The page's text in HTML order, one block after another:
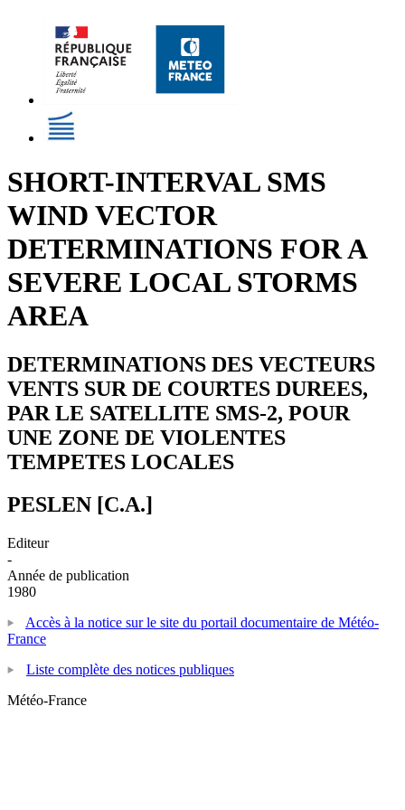
SHORT-INTERVAL SMS
WIND VECTOR
DETERMINATIONS FOR A
SEVERE LOCAL STORMS
AREA
DETERMINATIONS DES VECTEURS
VENTS SUR DE COURTES DUREES,
PAR LE SATELLITE SMS-2, POUR
UNE ZONE DE VIOLENTES
TEMPETES LOCALES
PESLEN [C.A.]
Editeur
-
Année de publication
1980
Accès à la notice sur le site du portail documentaire de Météo-
France
Liste complète des notices publiques
Météo-France